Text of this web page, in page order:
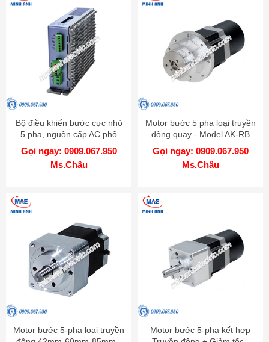
Bộ điều khiển bước cực nhỏ
5 pha, nguồn cấp AC phổ
biến - Model MD5-HF28
Gọi ngay: 0909.067.950
Ms.Châu
Motor bước 5 pha loại truyền
động quay - Model AK-RB
Gọi ngay: 0909.067.950
Ms.Châu
Motor bước 5-pha loại truyền
Motor bước 5-pha kết hợp